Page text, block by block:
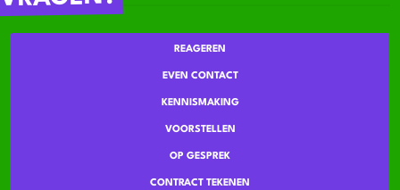
REAGEREN
EVEN CONTACT
KENNISMAKING
VOORSTELLEN
OP GESPREK
CONTRACT TEKENEN